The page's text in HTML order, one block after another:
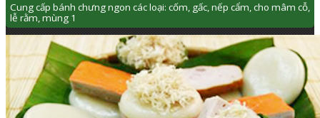
Cung cấp bánh chưng ngon các loại: cốm, gấc, nếp cẩm, cho mâm cỗ,
lễ rằm, mùng 1